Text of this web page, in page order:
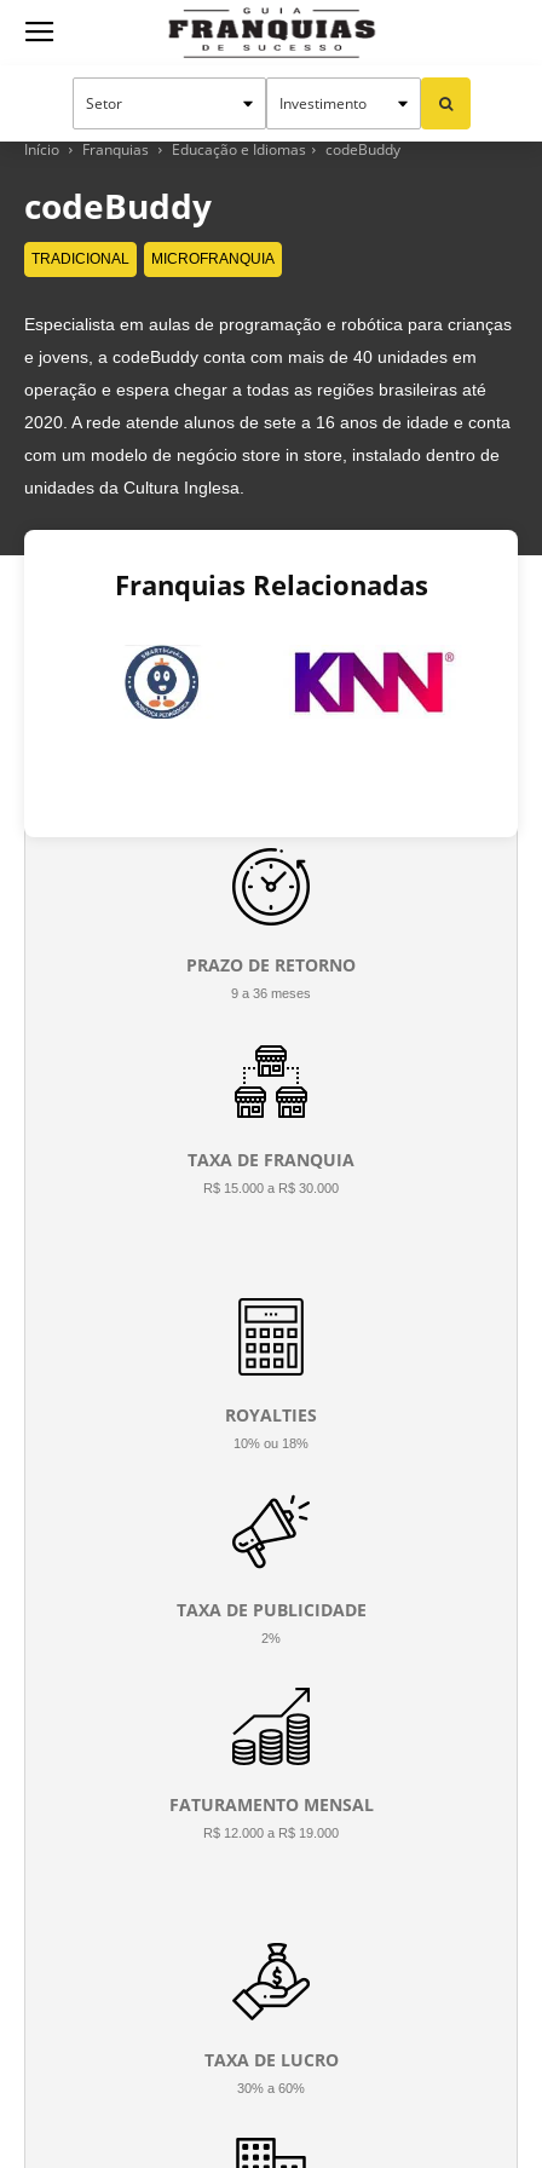
Guia
Franquias
Sucesso
Início Franquias Educação e Idiomas codeBuddy
codeBuddy
TRADICIONAL MICROFRANQUIA
Especialista em aulas de programação e robótica para crianças
e jovens, a codeBuddy conta com mais de 40 unidades em
operação e espera chegar a todas as regiões brasileiras até
2020. A rede atende alunos de sete a 16 anos de idade e conta
com um modelo de negócio store in store, instalado dentro de
unidades da Cultura Inglesa.
Franquias Relacionadas
PRAZO DE RETORNO
9 a 36 meses
TAXA DE FRANQUIA
R$ 15.000 a R$ 30.000
ROYALTIES
10% ou 18%
TAXA DE PUBLICIDADE
2%
FATURAMENTO MENSAL
R$ 12.000 a R$ 19.000
TAXA DE LUCRO
30% a 60%